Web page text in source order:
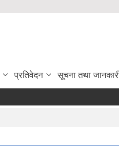
प्रतिवेदन सूचना तथा